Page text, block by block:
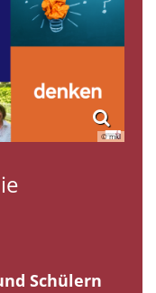
© mkl
Schülern